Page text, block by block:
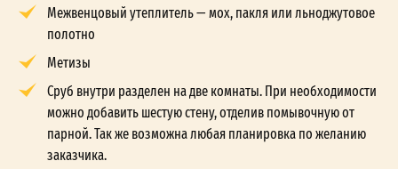
Межвенцовый утеплитель — мох, пакля или льноджутовое
полотно
Метизы
Сруб внутри разделен на две комнаты. При необходимости
можно добавить шестую стену, отделив помывочную от
парной. Так же возможна любая планировка по желанию
заказчика.